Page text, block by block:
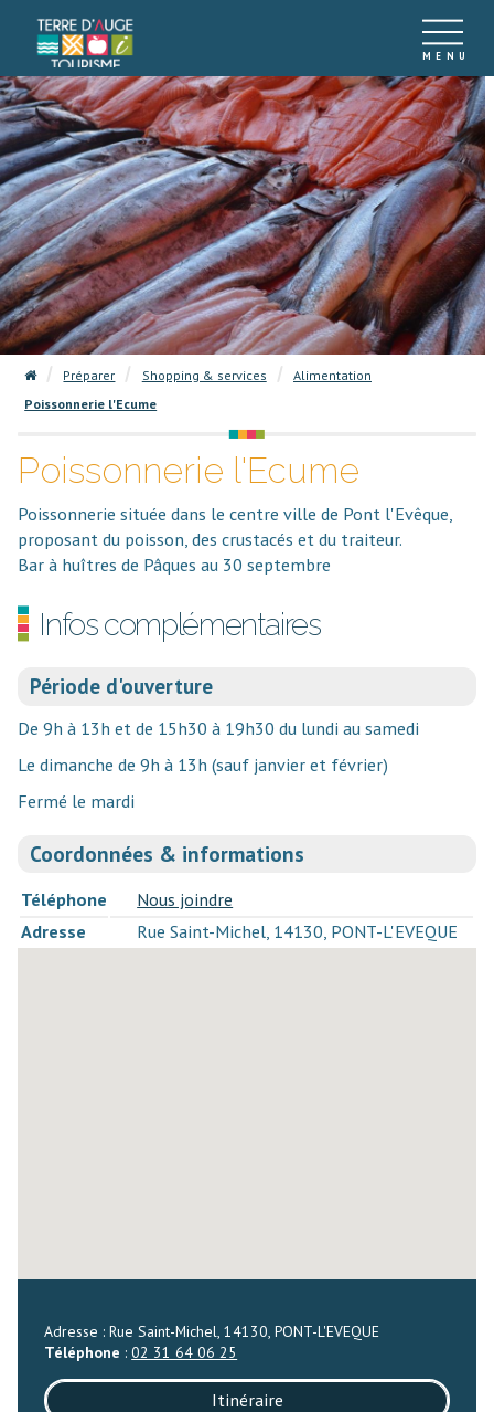
Préparer Shopping & services
Alimentation
Poissonnerie l'Ecume
Poissonnerie l'Ecume
Poissonnerie située dans le centre ville de Pont l'Evêque,
proposant du poisson, des crustacés et du traiteur.
Bar à huîtres de Pâques au 30 septembre
Infos complémentaires
Période d'ouverture
De 9h à 13h et de 15h30 à 19h30 du lundi au samedi
Le dimanche de 9h à 13h (sauf janvier et février)
Fermé le mardi
Coordonnées & informations
Téléphone
Nous joindre
Adresse
Rue Saint-Michel, 14130, PONT-L'EVEQUE
Adresse : Rue Saint-Michel, 14130, PONT-L'EVEQUE
Téléphone :02 31 64 06 25
Itinéraire